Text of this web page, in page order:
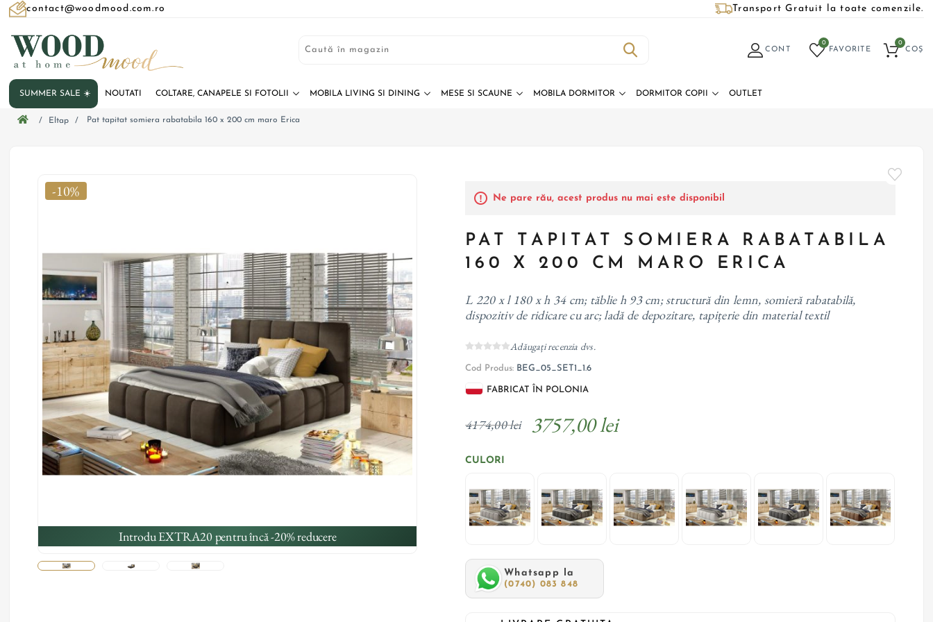
contact@woodmood.com.ro Transport Gratuit la toate comenzile.
CONT FAVORITE
0
COȘ
0
SUMMER SALE ☀️ NOUTATI COLTARE, CANAPELE SI FOTOLII MOBILA LIVING SI DINING MESE SI SCAUNE MOBILA DORMITOR DORMITOR COPII OUTLET
/ Eltap / Pat tapitat somiera rabatabila 160 x 200 cm maro Erica
-10%
Introdu EXTRA20 pentru încă -20% reducere
Ne pare rău, acest produs nu mai este disponibil
PAT TAPITAT SOMIERA RABATABILA
160 X 200 CM MARO ERICA
L 220 x l 180 x h 34 cm; tăblie h 93 cm; structură din lemn, somieră rabatabilă,
dispozitiv de ridicare cu arc; ladă de depozitare, tapițerie din material textil
Adăugați recenzia dvs.
Cod Produs: BEG_05_SET1_1.6
FABRICAT ÎN POLONIA
4174,00 lei 3757,00 lei
CULORI
Whatsapp la
(0740) 083 848